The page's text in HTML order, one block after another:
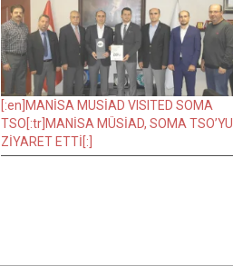
[:en]MANİSA MUSİAD VISITED SOMA
TSO[:tr]MANİSA MÜSİAD, SOMA TSO’YU
ZİYARET ETTİ[:]